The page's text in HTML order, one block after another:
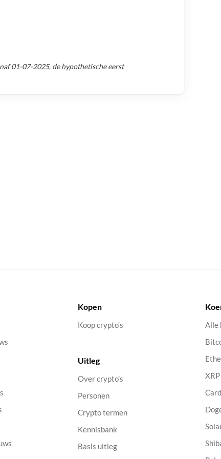
01-07-2025, de hypothetische eerst
Kopen
Koop crypto’s
Uitleg
Over crypto’s
Personen
Crypto termen
Kennisbank
Basis uitleg
Alle
XRP